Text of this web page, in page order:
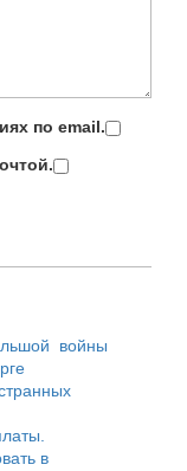
по email.
войны
в